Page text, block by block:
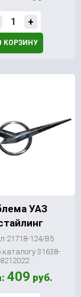
+
КОРЗИНУ
УАЗ
21718-124/В5
31638-
8212022
409 руб.